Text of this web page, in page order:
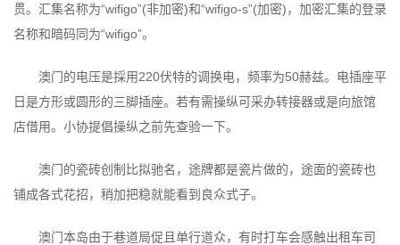
贯。汇集名称为“wifigo”(非加密)和“wifigo-s”(加密)，加密汇集的登录
名称和暗码同为“wifigo”。
澳门的电压是採用220伏特的调换电，频率为50赫兹。电插座平
日是方形或圆形的三脚插座。若有需操纵可采办转接器或是向旅馆
店借用。小协提倡操纵之前先查验一下。
澳门的瓷砖创制比拟驰名，途牌都是瓷片做的，途面的瓷砖也
铺成各式花招，稍加把稳就能看到良众式子。
澳门本岛由于巷道局促且单行道众，有时打车会感触出租车司